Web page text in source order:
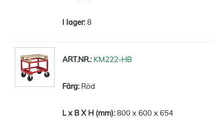
8
KM222-HB
Röd
800 x 600 x 654